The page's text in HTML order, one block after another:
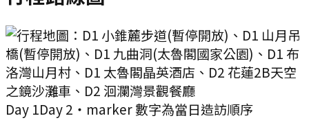
Day 1Day2 ・marker 數字為當日造訪順序